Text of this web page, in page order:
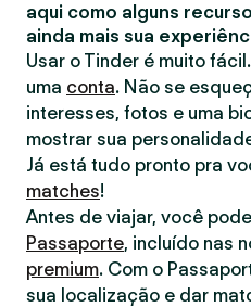
aqui como alguns
ainda mais sua
Usar o Tinder é muito
uma conta. Não se
interesses, fotos e uma
mostrar sua
Já está tudo pronto pra
matches!
Antes de viajar, você
Passaporte, incluído nas
premium. Com o
sua localização e dar